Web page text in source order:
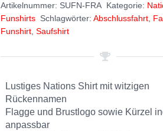
Artikelnummer: SUFN-FRA Kategorie:
Funshirts Schlagwörter:Abschlussfahrt,
Funshirt, Saufshirt
Lustiges Nations Shirt mit witzigen
Rückennamen
Flagge und Brustlogo sowie Kürzel
anpassbar